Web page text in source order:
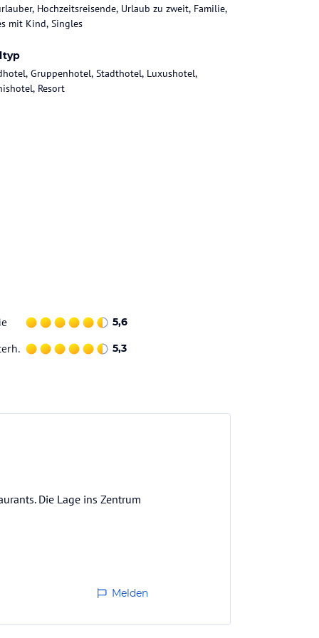
Hochzeitsreisende, Urlaub zu zweit, Familie,
mit Kind, Singles
Gruppenhotel, Stadthotel, Luxushotel,
Resort
5,6
5,3
Die Lage ins Zentrum
Melden